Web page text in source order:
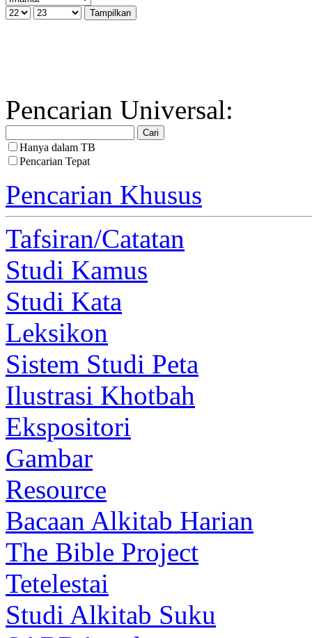
Pencarian Universal:
Hanya dalam TB
Pencarian Tepat
Pencarian Khusus
Tafsiran/Catatan
Studi Kamus
Studi Kata
Leksikon
Sistem Studi Peta
Ilustrasi Khotbah
Ekspositori
Gambar
Resource
Bacaan Alkitab Harian
The Bible Project
Tetelestai
Studi Alkitab Suku